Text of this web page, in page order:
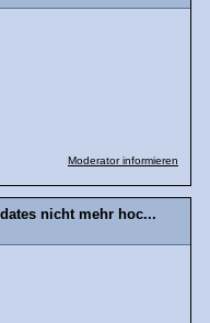
Moderator informieren
nicht mehr hoc...